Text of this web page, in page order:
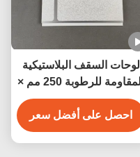
لوحات السقف البلاستيكية
المقاومة للرطوبة 250 مم ×
8 مم
احصل على أفضل سعر